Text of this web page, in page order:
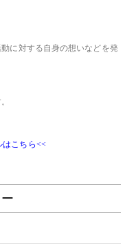
に対する自身の想いなどを発
はこちら<<